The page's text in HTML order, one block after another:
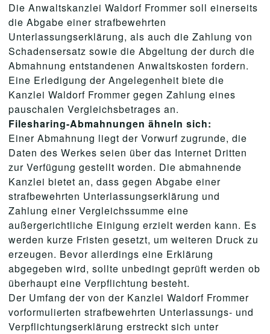
Die Anwaltskanzlei Waldorf Frommer soll einerseits
die Abgabe einer strafbewehrten
Unterlassungserklärung, als auch die Zahlung von
Schadensersatz sowie die Abgeltung der durch die
Abmahnung entstandenen Anwaltskosten fordern.
Eine Erledigung der Angelegenheit biete die
Kanzlei Waldorf Frommer gegen Zahlung eines
pauschalen Vergleichsbetrages an.
Filesharing-Abmahnungen ähneln sich:
Einer Abmahnung liegt der Vorwurf zugrunde, die
Daten des Werkes seien über das Internet Dritten
zur Verfügung gestellt worden. Die abmahnende
Kanzlei bietet an, dass gegen Abgabe einer
strafbewehrten Unterlassungserklärung und
Zahlung einer Vergleichssumme eine
außergerichtliche Einigung erzielt werden kann. Es
werden kurze Fristen gesetzt, um weiteren Druck zu
erzeugen. Bevor allerdings eine Erklärung
abgegeben wird, sollte unbedingt geprüft werden ob
überhaupt eine Verpflichtung besteht.
Der Umfang der von der Kanzlei Waldorf Frommer
vorformulierten strafbewehrten Unterlassungs- und
Verpflichtungserklärung erstreckt sich unter